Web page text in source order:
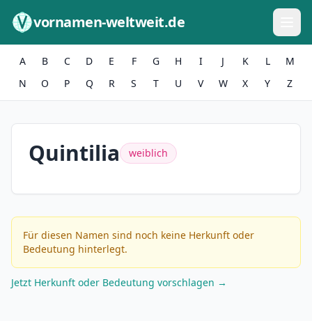
vornamen-weltweit.de
A B C D E F G H I J K L
M
N
O P Q R S T U V W X Y Z
Quintilia weiblich
Für diesen Namen sind noch keine Herkunft oder
Bedeutung hinterlegt.
Jetzt Herkunft oder Bedeutung vorschlagen →